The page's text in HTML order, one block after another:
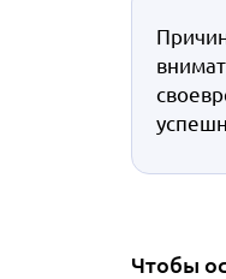
Чтобы